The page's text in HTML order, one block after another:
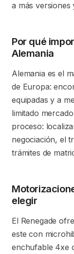
a más versiones
Por qué
Alemania
Alemania es el
de Europa:
equipadas y a
limitado
proceso:
negociación, el
trámites de
elegir
El Renegade
este con
enchufable 4xe